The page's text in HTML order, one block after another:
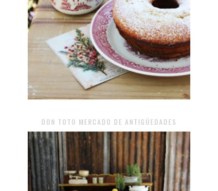
DON TOTO MERCADO DE ANTIGÜEDADES